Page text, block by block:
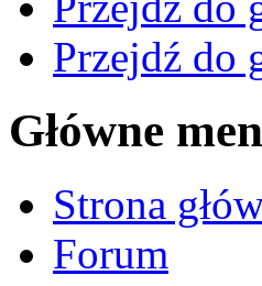
Przejdź do
Główne
Strona
Forum